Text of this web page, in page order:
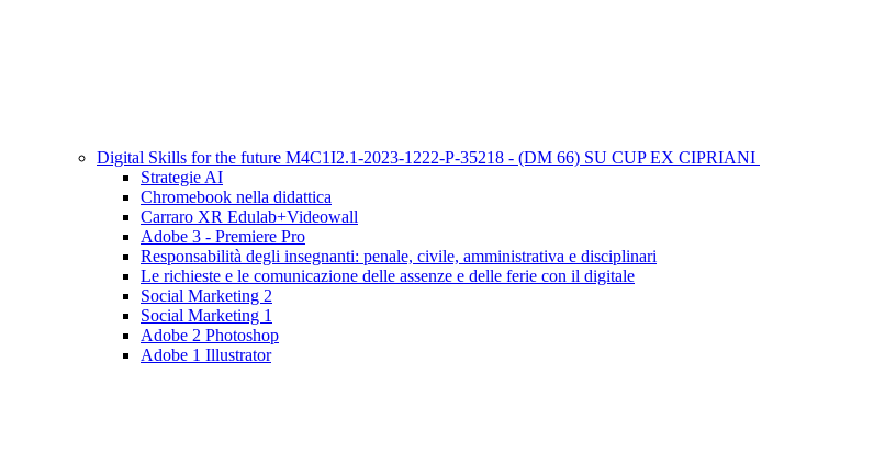
Digital Skills for the future M4C1I2.1-2023-1222-P-35218 - (DM 66) SU CUP EX CIPRIANI
Strategie AI
Chromebook nella didattica
Carraro XR Edulab+Videowall
Adobe 3 - Premiere Pro
Responsabilità degli insegnanti: penale, civile, amministrativa e disciplinari
Le richieste e le comunicazione delle assenze e delle ferie con il digitale
Social Marketing 2
Social Marketing 1
Adobe 2 Photoshop
Adobe 1 Illustrator